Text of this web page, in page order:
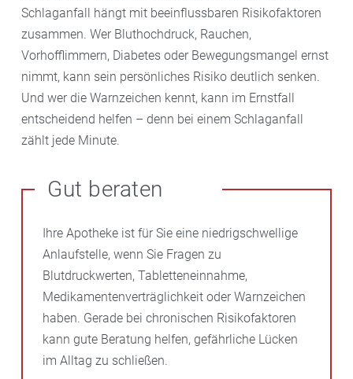
Schlaganfall hängt mit beeinflussbaren Risikofaktoren
zusammen. Wer Bluthochdruck, Rauchen,
Vorhofflimmern, Diabetes oder Bewegungsmangel ernst
nimmt, kann sein persönliches Risiko deutlich senken.
Und wer die Warnzeichen kennt, kann im Ernstfall
entscheidend helfen – denn bei einem Schlaganfall
zählt jede Minute.
Gut beraten
Ihre Apotheke ist für Sie eine niedrigschwellige
Anlaufstelle, wenn Sie Fragen zu
Blutdruckwerten, Tabletteneinnahme,
Medikamentenverträglichkeit oder Warnzeichen
haben. Gerade bei chronischen Risikofaktoren
kann gute Beratung helfen, gefährliche Lücken
im Alltag zu schließen.